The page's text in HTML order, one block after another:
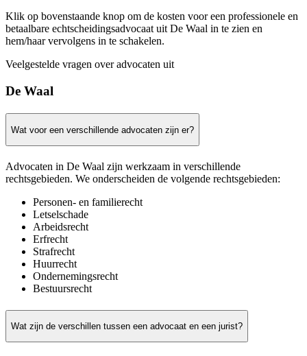
Klik op bovenstaande knop om de kosten voor een professionele en
betaalbare echtscheidingsadvocaat uit De Waal in te zien en
hem/haar vervolgens in te schakelen.
Veelgestelde vragen over advocaten uit
De Waal
Wat voor een verschillende advocaten zijn er?
Advocaten in De Waal zijn werkzaam in verschillende
rechtsgebieden. We onderscheiden de volgende rechtsgebieden:
Personen- en familierecht
Letselschade
Arbeidsrecht
Erfrecht
Strafrecht
Huurrecht
Ondernemingsrecht
Bestuursrecht
Wat zijn de verschillen tussen een advocaat en een jurist?